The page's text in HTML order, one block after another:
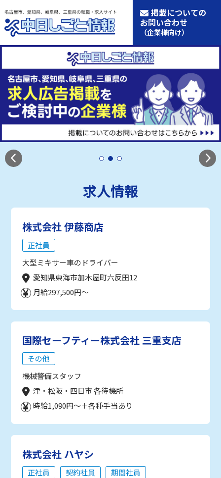
掲載についての
お問い合わせ
（企業様向け）
求人情報
株式会社 伊藤商店
正社員
大型ミキサー車のドライバー
愛知県東海市加木屋町六反田12
月給297,500円～
国際セーフティー株式会社 三重支店
その他
機械警備スタッフ
津・松阪・四日市 各待機所
時給1,090円～＋各種手当あり
株式会社 ハヤシ
正社員 契約社員
期間社員